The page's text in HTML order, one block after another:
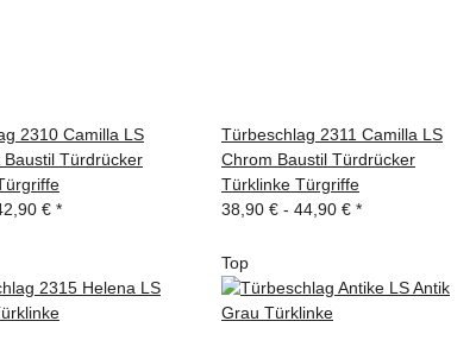
2310 Camilla LS
Baustil Türdrücker
€ *
Türbeschlag 2311 Camilla LS
Chrom Baustil Türdrücker
Türklinke Türgriffe
38,90 € - 44,90 € *
Top